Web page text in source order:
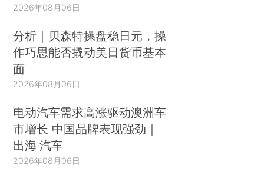
2026年08月06日
分析｜贝森特操盘稳日元，操
作巧思能否撬动美日货币基本
面
2026年08月06日
电动汽车需求高涨驱动澳洲车
市增长 中国品牌表现强劲｜
出海·汽车
2026年08月06日